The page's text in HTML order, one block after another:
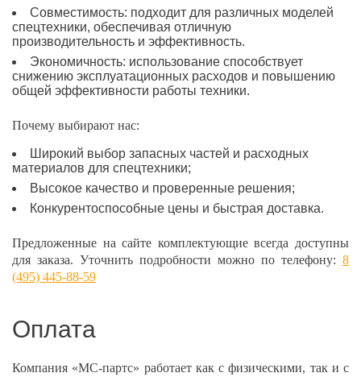
Совместимость: подходит для различных моделей
спецтехники, обеспечивая отличную
производительность и эффективность.
Экономичность: использование способствует
снижению эксплуатационных расходов и повышению
общей эффективности работы техники.
Почему выбирают нас:
Широкий выбор запасных частей и расходных
материалов для спецтехники;
Высокое качество и проверенные решения;
Конкурентоспособные цены и быстрая доставка.
Предложенные на сайте комплектующие всегда доступны
для заказа. Уточнить подробности можно по телефону: 8
(495) 445-88-59
Оплата
Компания «МС-партс» работает как с физическими, так и с